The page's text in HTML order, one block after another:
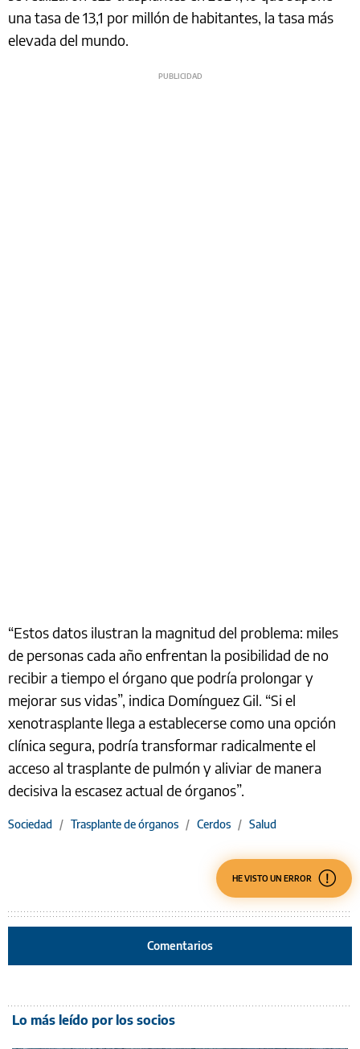
una tasa de 13,1 por millón de habitantes, la tasa más
elevada del mundo.
“Estos datos ilustran la magnitud del problema: miles
de personas cada año enfrentan la posibilidad de no
recibir a tiempo el órgano que podría prolongar y
mejorar sus vidas”, indica Domínguez Gil. “Si el
xenotrasplante llega a establecerse como una opción
clínica segura, podría transformar radicalmente el
acceso al trasplante de pulmón y aliviar de manera
decisiva la escasez actual de órganos”.
Sociedad / Trasplante de órganos / Cerdos / Salud
HE VISTO UN ERROR
Comentarios
Lo más leído por los socios